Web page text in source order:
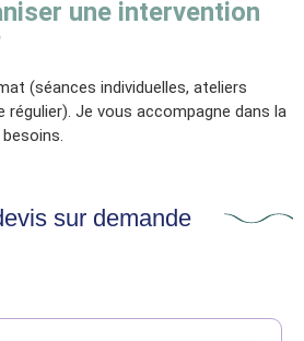
une intervention
(séances individuelles, ateliers
Je vous accompagne dans la
sur demande